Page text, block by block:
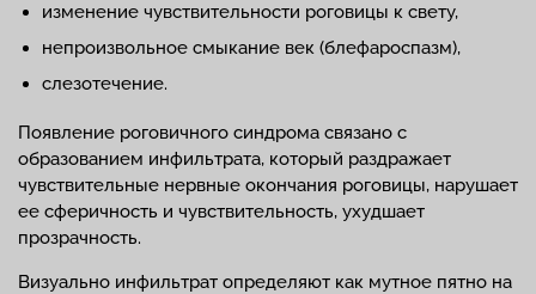
изменение чувствительности роговицы к свету,
непроизвольное смыкание век (блефароспазм),
слезотечение.
Появление роговичного синдрома связано с
образованием инфильтрата, который раздражает
чувствительные нервные окончания роговицы, нарушает
ее сферичность и чувствительность, ухудшает
прозрачность.
Визуально инфильтрат определяют как мутное пятно на